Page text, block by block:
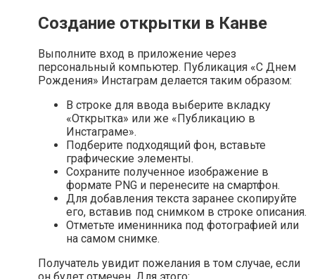
Создание открытки в Канве
Выполните вход в приложение через
персональный компьютер. Публикация «С Днем
Рождения» Инстаграм делается таким образом:
В строке для ввода выберите вкладку
«Открытка» или же «Публикацию в
Инстаграме».
Подберите подходящий фон, вставьте
графические элементы.
Сохраните полученное изображение в
формате PNG и перенесите на смартфон.
Для добавления текста заранее скопируйте
его, вставив под снимком в строке описания.
Отметьте именинника под фотографией или
на самом снимке.
Получатель увидит пожелания в том случае, если